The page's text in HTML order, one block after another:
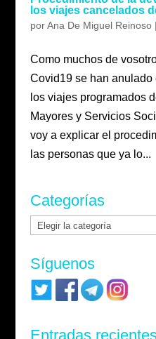
los viajes cancelados
porAna De Miguel Reinoso|
Como muchos de
Covid19 se han anulado
los viajes programados
Mayores y Servicios
voy a explicar el
las personas que ya lo...
Categorías
Categorías
Síguenos
Entradas